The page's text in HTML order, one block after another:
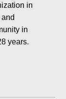
in
in
years.